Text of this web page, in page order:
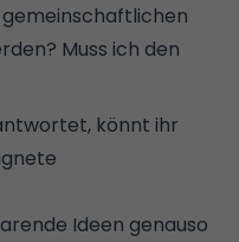
Muss ich den
könnt ihr
Ideen genauso